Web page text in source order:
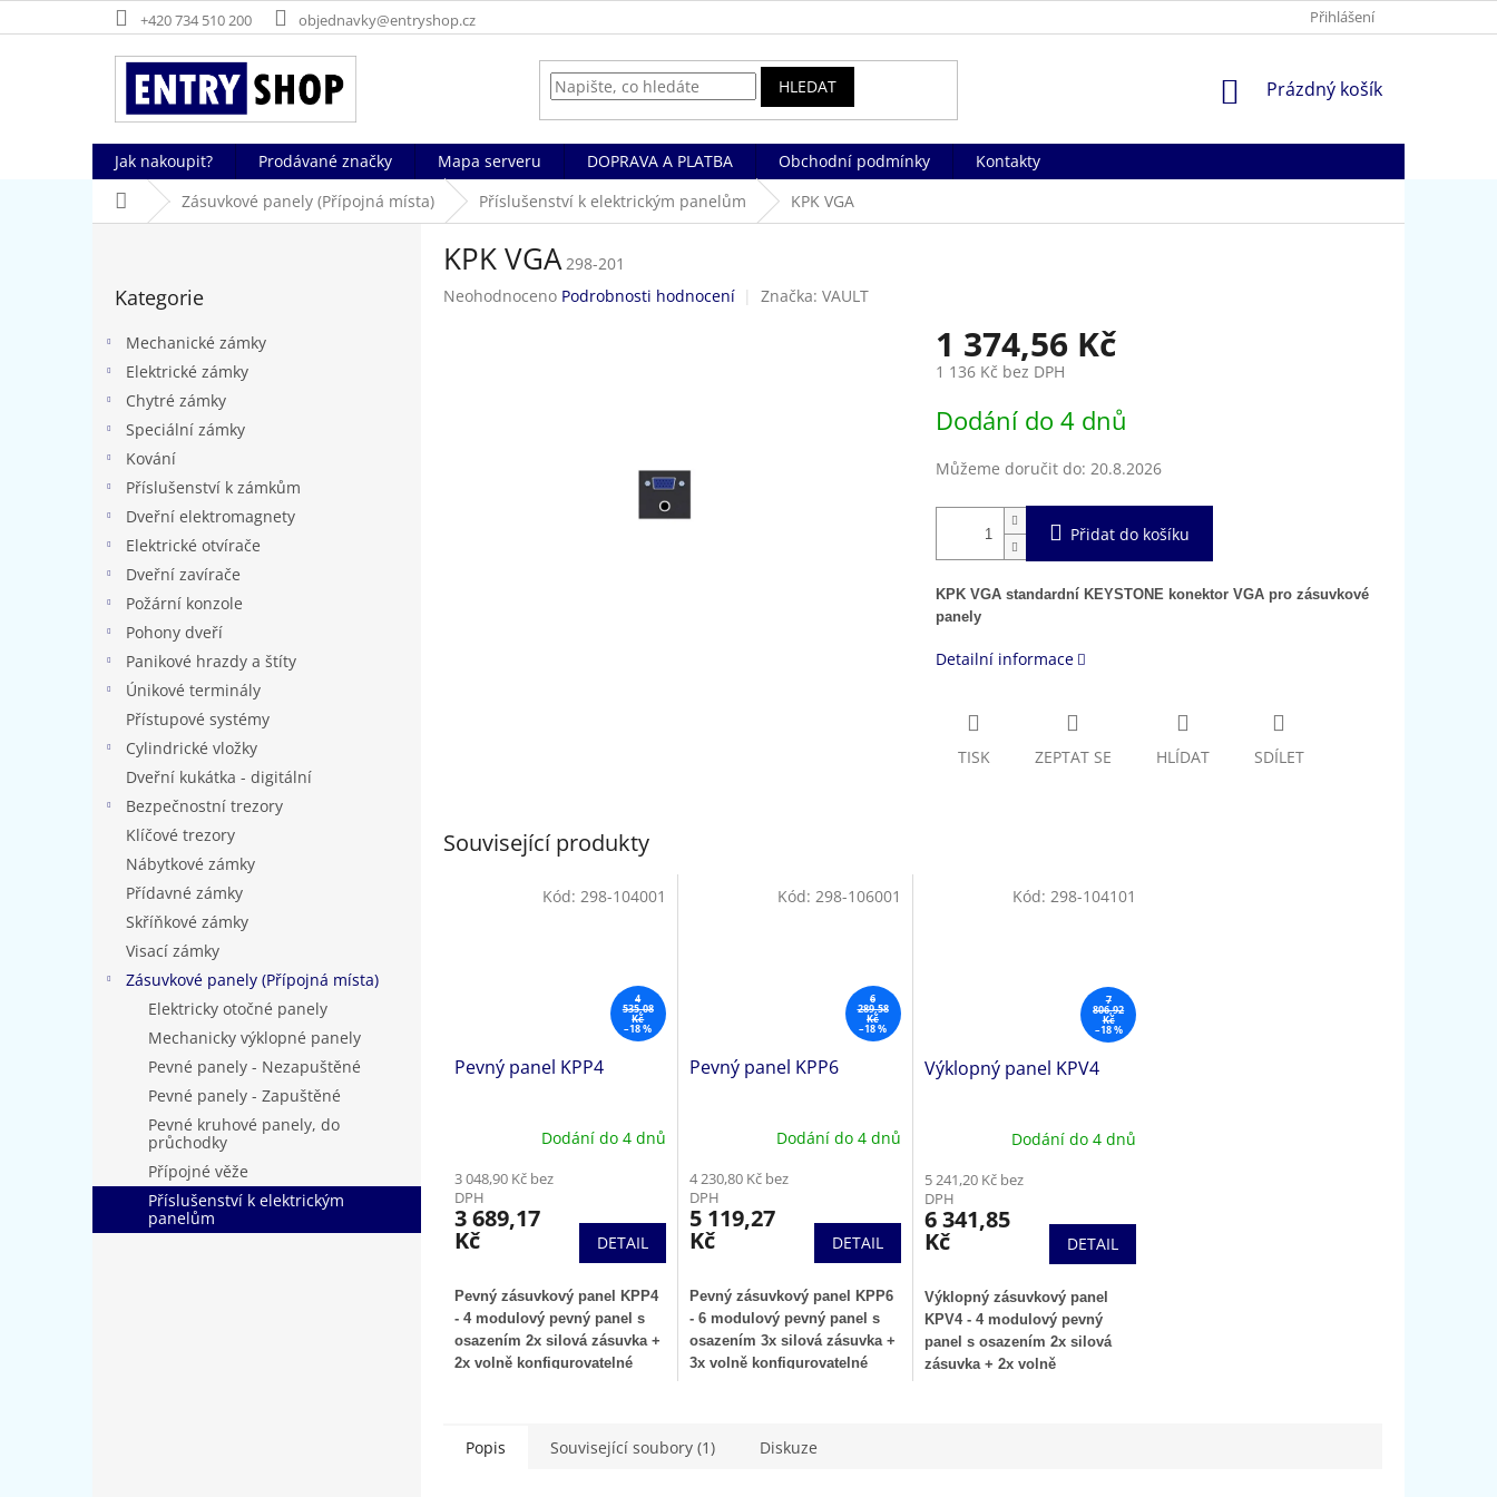
na
+420 734 510 200 objednavky@entryshop.cz Přihlášení
HLEDAT
NÁKUPNÍ
Prázdný košík
Jak nakoupit? Prodávané značky Mapa serveru DOPRAVA A PLATBA Obchodní podmínky
Kontakty
Domů Zásuvkové panely (Přípojná místa) Příslušenství k elektrickým panelům KPK VGA
kategorie
Kategorie
Mechanické zámky
Elektrické zámky
Chytré zámky
Speciální zámky
Kování
Příslušenství k zámkům
Dveřní elektromagnety
Elektrické otvírače
Dveřní zavírače
Požární konzole
Pohony dveří
Panikové hrazdy a štíty
Únikové terminály
Přístupové systémy
Cylindrické vložky
Dveřní kukátka - digitální
Bezpečnostní trezory
Klíčové trezory
Nábytkové zámky
Přídavné zámky
Skříňkové zámky
Visací zámky
Zásuvkové panely (Přípojná místa)
Elektricky otočné panely
Mechanicky výklopné panely
Pevné panely - Nezapuštěné
Pevné panely - Zapuštěné
Pevné kruhové panely, do
průchodky
Přípojné věže
Příslušenství k elektrickým
panelům
KPK VGA 298-201
Průměrné
Neohodnoceno Podrobnosti hodnocení Značka: VAULT
1 374,56 Kč
1 136 Kč bez DPH
cena:
Dodání do 4 dnů
Můžeme doručit do: 20.8.2026
Přidat do košíku
KPK VGA standardní KEYSTONE konektor VGA pro zásuvkové
panely
Detailní informace
TISK ZEPTAT SE HLÍDAT SDÍLET
Související produkty
4
535,08
Kč
–18 %
Pevný panel KPP4
Dodání do 4 dnů
3 048,90 Kč bez
DPH
3 689,17
Kč DETAIL
Pevný zásuvkový panel KPP4
- 4 modulový pevný panel s
osazením 2x silová zásuvka +
2x volně konfigurovatelné
Kód: 298-104001
6
289,58
Kč
–18 %
Pevný panel KPP6
Dodání do 4 dnů
4 230,80 Kč bez
DPH
5 119,27
Kč DETAIL
Pevný zásuvkový panel KPP6
- 6 modulový pevný panel s
osazením 3x silová zásuvka +
3x volně konfigurovatelné
Kód: 298-106001
7
806,92
Kč
–18 %
Výklopný panel KPV4
Dodání do 4 dnů
5 241,20 Kč bez
DPH
6 341,85
Kč DETAIL
Výklopný zásuvkový panel
KPV4 - 4 modulový pevný
panel s osazením 2x silová
zásuvka + 2x volně
Kód: 298-104101
Popis Související soubory (1) Diskuze